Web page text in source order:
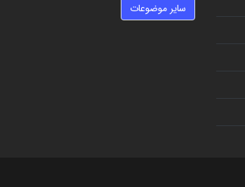
سایر موضوعات